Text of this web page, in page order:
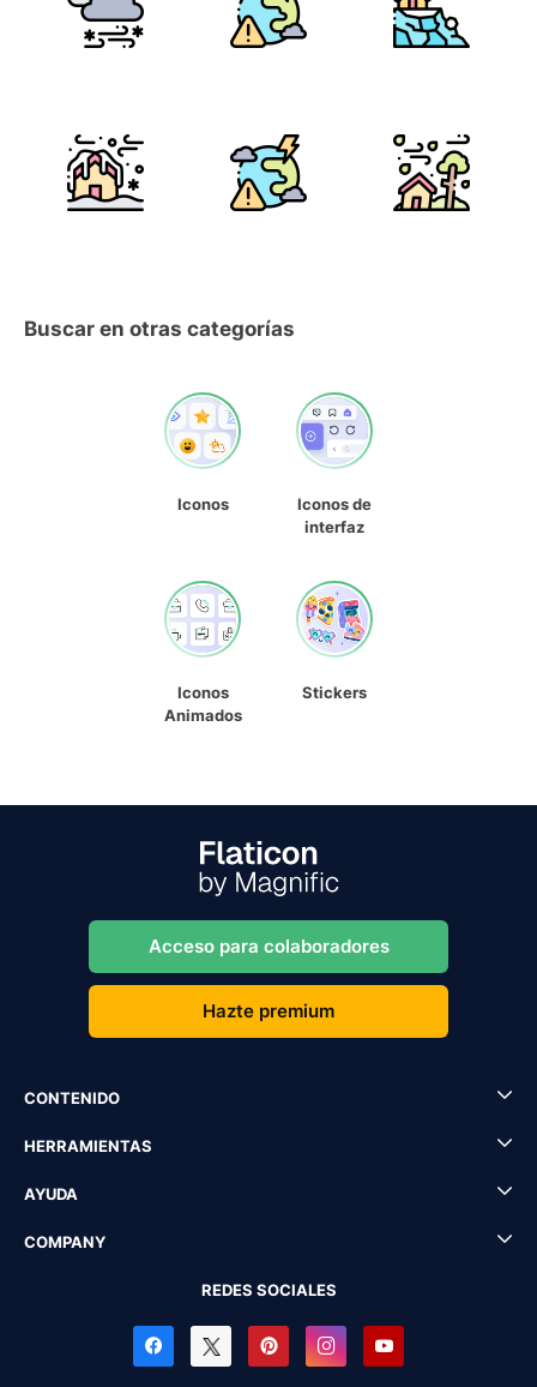
Buscar en otras categorías
Iconos
Iconos de
interfaz
Iconos
Animados
Stickers
Acceso para colaboradores
Hazte premium
CONTENIDO
HERRAMIENTAS
AYUDA
COMPANY
REDES SOCIALES